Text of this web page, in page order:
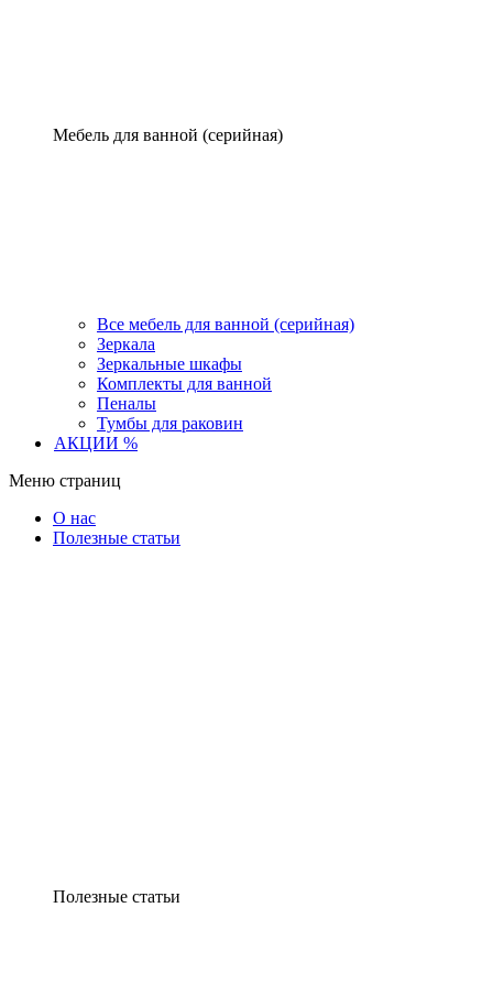
Мебель для ванной (серийная)
Все мебель для ванной (серийная)
Зеркала
Зеркальные шкафы
Комплекты для ванной
Пеналы
Тумбы для раковин
АКЦИИ %
Меню страниц
О нас
Полезные статьи
Полезные статьи